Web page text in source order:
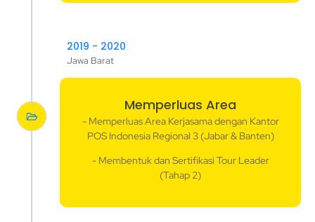
2019 - 2020
Jawa Barat
Memperluas Area
- Memperluas Area Kerjasama dengan Kantor
POS Indonesia Regional 3 (Jabar & Banten)
- Membentuk dan Sertifikasi Tour Leader
(Tahap 2)